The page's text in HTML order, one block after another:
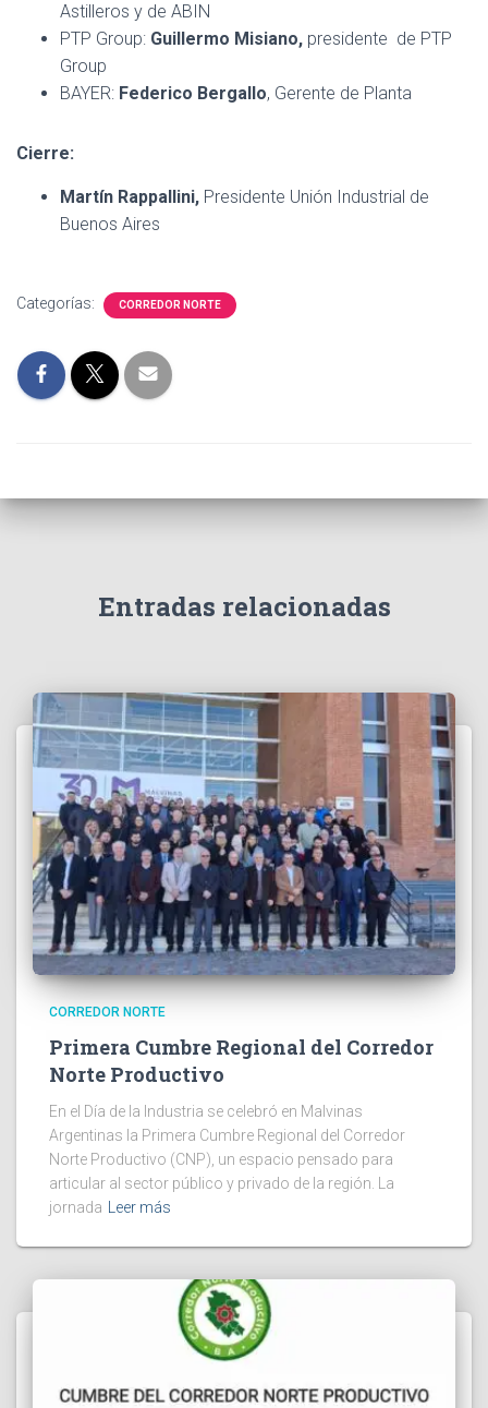
Astilleros y de ABIN
PTP Group: Guillermo Misiano, presidente de PTP
Group
BAYER: Federico Bergallo, Gerente de Planta
Cierre:
Martín Rappallini, Presidente Unión Industrial de
Buenos Aires
Categorías: CORREDOR NORTE
Entradas relacionadas
CORREDOR NORTE
Primera Cumbre Regional del Corredor
Norte Productivo
En el Día de la Industria se celebró en Malvinas
Argentinas la Primera Cumbre Regional del Corredor
Norte Productivo (CNP), un espacio pensado para
articular al sector público y privado de la región. La
jornada
Leer más